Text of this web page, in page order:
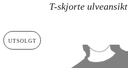
T-skjorte ulveansikt
UTSOLGT